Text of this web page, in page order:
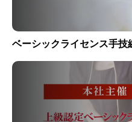
ベーシックライセンス手技